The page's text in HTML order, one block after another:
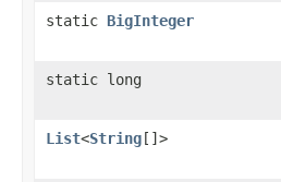
static BigInteger
static long
List<String[]>